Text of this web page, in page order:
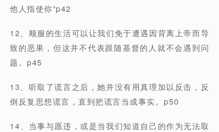
他人指使你”p42
12、顺服的生活可以让我们免于遭遇因背离上帝而导
致的恶果，但这并不代表跟随基督的人就不会遇到问
题。p45
13、听取了谎言之后，她并没有用真理加以反击，反
倒反复思想谎言，直到把谎言当成事实。p50
14、当事与愿违，或是当我们知道自己的作为无法取